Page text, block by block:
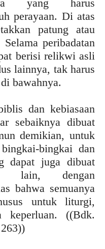
yang harus
perayaan. Di atas
patung atau
peribadatan
berisi relikwi asli
lainnya, tak harus
bawahnya.
dan kebiasaan
sebaiknya dibuat
demikian, untuk
bingkai dan
dapat juga dibuat
lain, dengan
bahwa semuanya
untuk liturgi,
keperluan. ((Bdk.